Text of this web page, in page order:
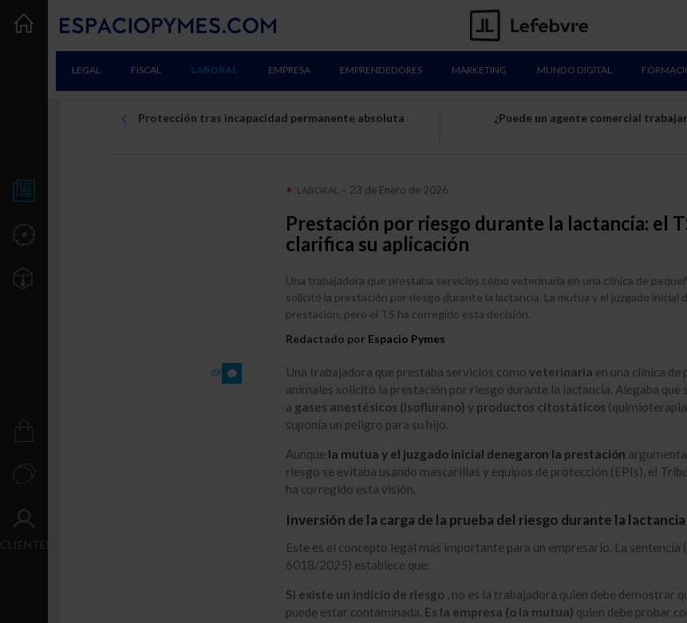
LEGAL FISCAL LABORAL EMPRESA EMPRENDEDORES MARKETING MUNDO DIGITAL
CLIENTES
Protección tras incapacidad permanente absoluta
¿Puede un agente comercial
LABORAL - 23 de Enero de 2026
Prestación por riesgo durante la lactancia: el
clarifica su aplicación
Una trabajadora que prestaba servicios como veterinaria en una clínica de
solicitó la prestación por riesgo durante la lactancia. La mutua y el juzgado inicial
prestación, pero el TS ha corregido esta decisión.
Redactado por Espacio Pymes
(0) Una trabajadora que prestaba servicios como veterinaria en una clínica de
animales solicitó la prestación por riesgo durante la lactancia. Alegaba que
a gases anestésicos (isoflurano) y productos citostáticos
suponía un peligro para su hijo.
Aunque la mutua y el juzgado inicial denegaron la prestación
riesgo se evitaba usando mascarillas y equipos de protección (EPIs), el
ha corregido esta visión.
Inversión de la carga de la prueba del riesgo durante la lactancia
Este es el concepto legal más importante para un empresario. La sentencia
6018/2025) establece que:
Si existe un indicio de riesgo , no es la trabajadora quien debe demostrar
puede estar contaminada. Es la empresa (o la mutua) quien debe probar